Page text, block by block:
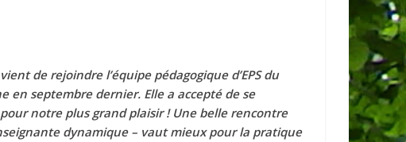
de rejoindre l’équipe pédagogique d’EPS du
en septembre dernier. Elle a accepté de se
notre plus grand plaisir ! Une belle rencontre
dynamique – vaut mieux pour la pratique